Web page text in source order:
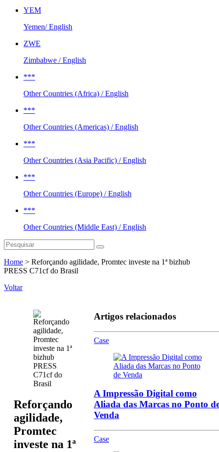
YEM
Yemen/ English
ZWE
Zimbabwe / English
***
Other Countries (Africa) / English
***
Other Countries (Americas) / English
***
Other Countries (Asia Pacific) / English
***
Other Countries (Europe) / English
***
Other Countries (Middle East) / English
Home > Reforçando agilidade, Promtec investe na 1ª bizhub
PRESS C71cf do Brasil
Voltar
Reforçando
agilidade,
Promtec
investe na 1ª
Artigos relacionados
Case
A Impressão Digital como
Aliada das Marcas no Ponto
Venda
Case